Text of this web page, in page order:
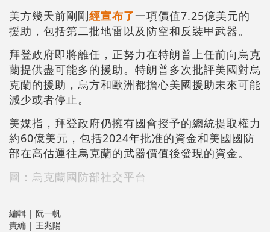
美方幾天前剛剛經宣布了一項價值7.25億美元的
援助，包括第二批地雷以及防空和反裝甲武器。
拜登政府即將離任，正努力在特朗普上任前向烏克
蘭提供盡可能多的援助。特朗普多次批評美國對烏
克蘭的援助，烏方和歐洲都擔心美國援助未來可能
減少或者停止。
美媒指，拜登政府仍擁有國會授予的總統提取權力
約60億美元，包括2024年批准的資金和美國國防
部在高估運往烏克蘭的武器價值後發現的資金。
圖：烏克蘭國防部社交平台
編輯 | 阮一帆
責編 | 王兆陽